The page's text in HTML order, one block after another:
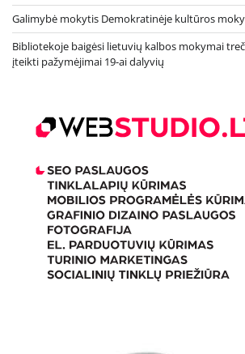
Galimybė mokytis Demokratinėje kultūros
Bibliotekoje baigėsi lietuvių kalbos mokymai
įteikti pažymėjimai 19-ai dalyvių